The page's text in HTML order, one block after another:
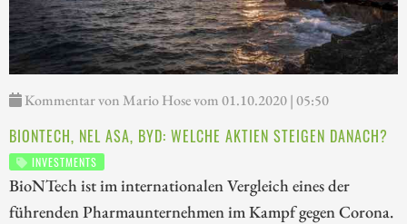
Kommentar von Mario Hose vom 01.10.2020 | 05:50
BIONTECH, NEL ASA, BYD: WELCHE AKTIEN STEIGEN DANACH?
INVESTMENTS
BioNTech ist im internationalen Vergleich eines der
führenden Pharmaunternehmen im Kampf gegen Corona.